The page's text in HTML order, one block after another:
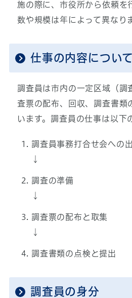
施の際に、市役所から依頼を
数や規模は年によって異なり
仕事の内容について
調査員は市内の一定区域（調
査票の配布、回収、調査書類
います。調査員の仕事は以下
調査員事務打合せ会への
↓
調査の準備
↓
調査票の配布と取集
↓
調査書類の点検と提出
調査員の身分